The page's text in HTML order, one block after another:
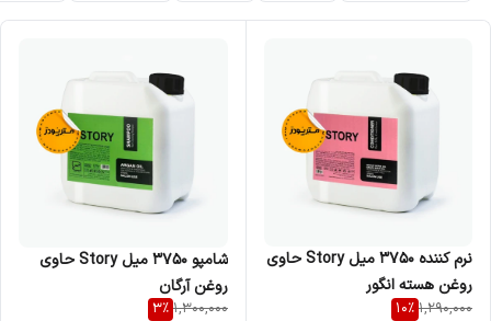
نرم کننده 3750 میل Story حاوی
روغن هسته انگور
1,290,000
10%
شامپو 3750 میل Story حاوی
روغن آرگان
1,300,000
3%